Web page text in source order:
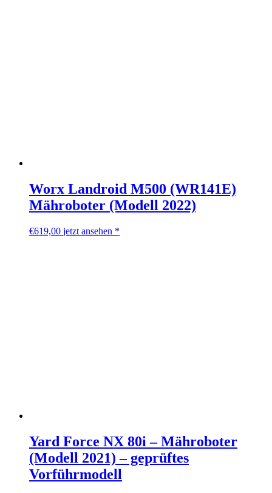
Worx Landroid M500 (WR141E)
Mähroboter (Modell 2022)
€619,00 jetzt ansehen *
Yard Force NX 80i – Mähroboter
(Modell 2021) – geprüftes
Vorführmodell